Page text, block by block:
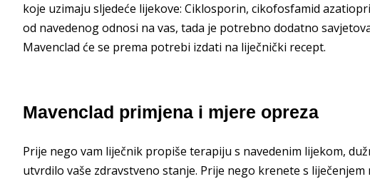
koje uzimaju sljedeće lijekove: Ciklosporin, cikofosfamid
od navedenog odnosi na vas, tada je potrebno dodatno
Mavenclad će se prema potrebi izdati na liječnički recept.
Mavenclad primjena i mjere opreza
Prije nego vam liječnik propiše terapiju s navedenim lijekom,
utvrdilo vaše zdravstveno stanje. Prije nego krenete s